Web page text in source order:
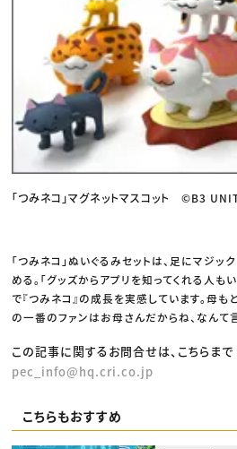
「つみネコ」マグネットマスコット ©B3
「つみネコ」ぬいぐるみセットは、足にマジ
める。「グッズからアプリを知ってくれる人も
で『つみネコ』の成長を実感しています。母も
の一番のファンはお母さんだからね、なんて
この記事に関するお問合せは、こちらまで
pec_info@hq.cri.co.jp
こちらもおすすめ